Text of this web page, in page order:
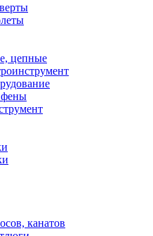
цепные
фены
канатов